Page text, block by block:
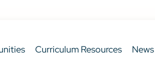
Curriculum Resources